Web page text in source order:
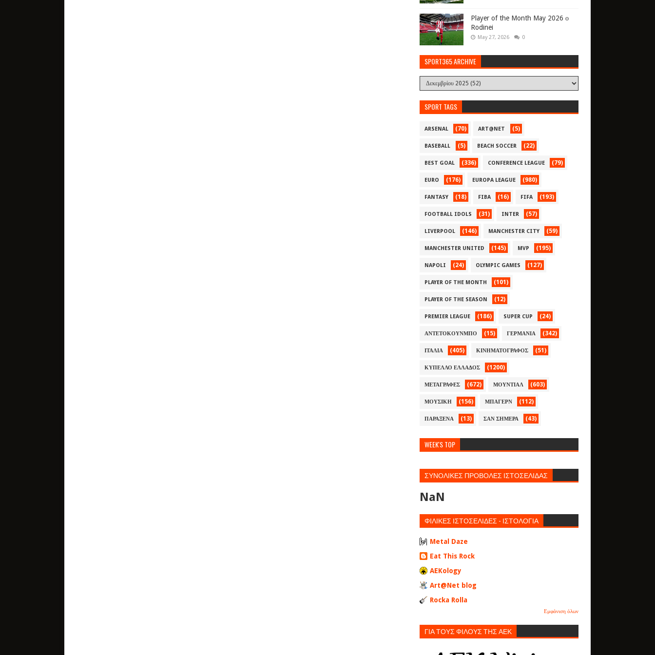
Player of the Month May 2026 ο
Rodinei
May 27, 2026 0
SPORT365 ARCHIVE
SPORT TAGS
ARSENAL (70) ART@NET (5)
BASEBALL (5) BEACH SOCCER (22)
BEST GOAL (336) CONFERENCE LEAGUE (79)
EURO (176) EUROPA LEAGUE (980)
FANTASY (18) FIBA (16) FIFA (193)
FOOTBALL IDOLS (31) INTER (57)
LIVERPOOL (146) MANCHESTER CITY (59)
MANCHESTER UNITED (145) MVP (195)
NAPOLI (24) OLYMPIC GAMES (127)
PLAYER OF THE MONTH (101)
PLAYER OF THE SEASON (12)
PREMIER LEAGUE (186) SUPER CUP (24)
ΑΝΤΕΤΟΚΟΥΝΜΠΟ (15) ΓΕΡΜΑΝΙΑ (342)
ΙΤΑΛΙΑ (405) ΚΙΝΗΜΑΤΟΓΡΑΦΟΣ (51)
ΚΥΠΕΛΛΟ ΕΛΛΑΔΟΣ (1200)
ΜΕΤΑΓΡΑΦΕΣ (672) ΜΟΥΝΤΙΑΛ (603)
ΜΟΥΣΙΚΗ (156) ΜΠΑΓΕΡΝ (112)
ΠΑΡΑΞΕΝΑ (13) ΣΑΝ ΣΗΜΕΡΑ (43)
WEEK'S TOP
ΣΥΝΟΛΙΚΕΣ ΠΡΟΒΟΛΕΣ ΙΣΤΟΣΕΛΙΔΑΣ
NaN
ΦΙΛΙΚΕΣ ΙΣΤΟΣΕΛΙΔΕΣ - ΙΣΤΟΛΟΓΙΑ
Metal Daze
Eat This Rock
AEKology
Art@Net blog
Rocka Rolla
Εμφάνιση όλων
ΓΙΑ ΤΟΥΣ ΦΙΛΟΥΣ ΤΗΣ ΑΕΚ